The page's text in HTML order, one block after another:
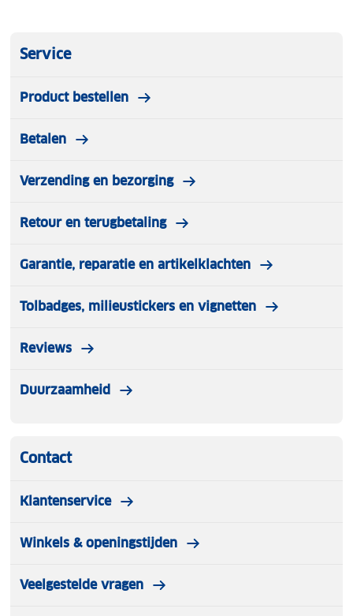
Service
Product bestellen
Betalen
Verzending en bezorging
Retour en terugbetaling
Garantie, reparatie en artikelklachten
Tolbadges, milieustickers en vignetten
Reviews
Duurzaamheid
Contact
Klantenservice
Winkels & openingstijden
Veelgestelde vragen